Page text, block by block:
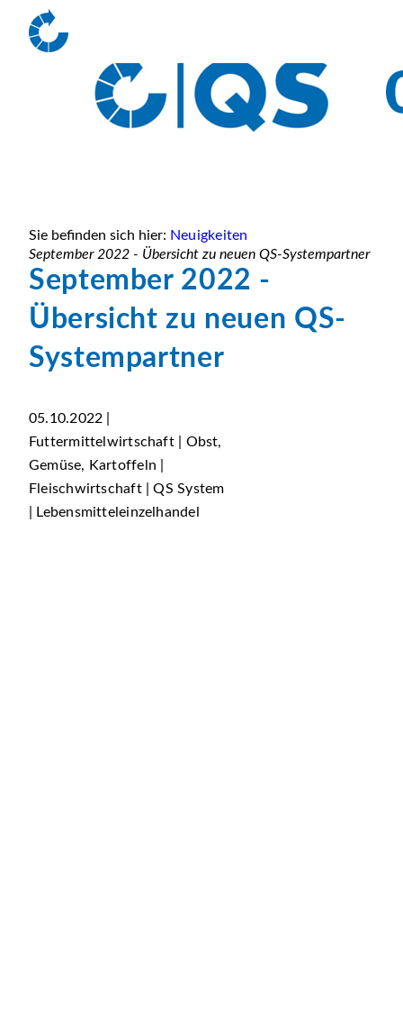
Sie befinden sich hier: Neuigkeiten
September 2022 - Übersicht zu neuen QS-Systempartner
September 2022 -
Übersicht zu neuen QS-
Systempartner
05.10.2022 |
Futtermittelwirtschaft | Obst,
Gemüse, Kartoffeln |
Fleischwirtschaft | QS System
| Lebensmitteleinzelhandel